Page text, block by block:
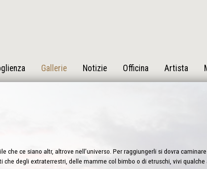
Gallerie Notizie Officina Artista
che ce siano altr, altrove nell’universo. Per raggiungerli si dovra
degli extraterrestri, delle mamme col bimbo o di etruschi, vivi qualche